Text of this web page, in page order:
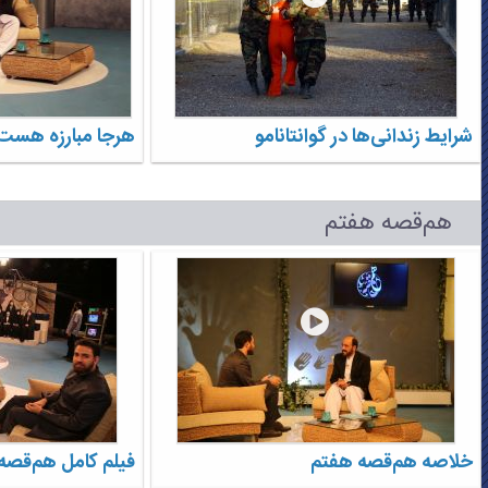
شرایط زندانی‌ها در گوانتانامو هرجا مبارزه
هم‌قصه هفتم
خلاصه هم‌قصه هفتم فیلم کامل